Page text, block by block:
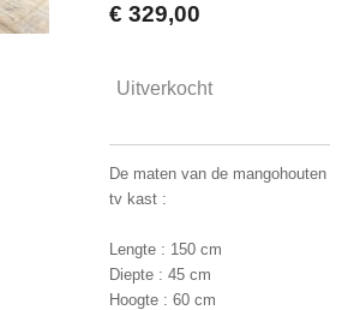
€ 329,00
Uitverkocht
De maten van de mangohouten
tv kast :
Lengte : 150 cm
Diepte : 45 cm
Hoogte : 60 cm